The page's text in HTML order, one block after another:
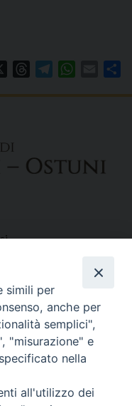
ThreadsTelegram Email
13
simili per
anche per
semplici",
"misurazione" e
nella
all'utilizzo dei